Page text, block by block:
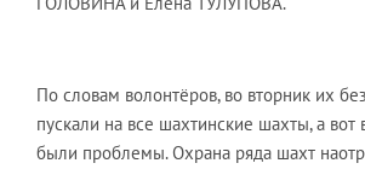
По словам волонтёров, во вторник их
пускали на все шахтинские шахты, а вот
были проблемы. Охрана ряда шахт